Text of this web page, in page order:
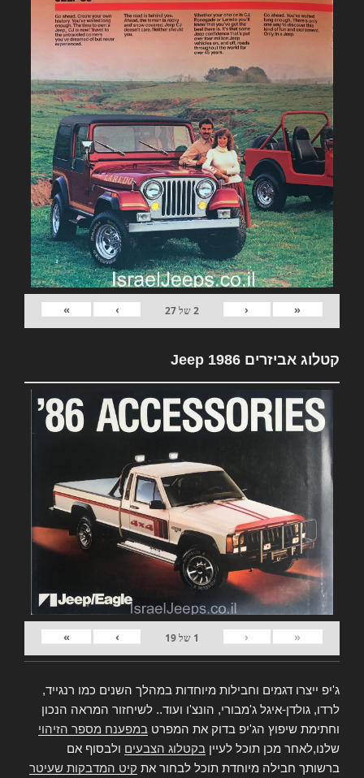
«
‹
2של27
›
»
קטלוג אביזרים Jeep 1986
«
‹
1 של19
›
»
ג'יפ ייצרו דגמים וחבילות מיוחדות במהלך השנים כמו רנגייד,
לרדו, גולדן-איגל ג'מבורי, הונצ'ו ועוד.. לשיחזור המראה הנכון
וחתימת שיפוץ הג'יפ בדוק את המפרט במפענח מספר הזיהוי
שלנו,לאחר מכן תוכל לעיין בקטלוג הצבעים ולבסוף אם
ברשותך חבילה מיוחדת תוכל לבחור את קיט המדבקות שעיטר